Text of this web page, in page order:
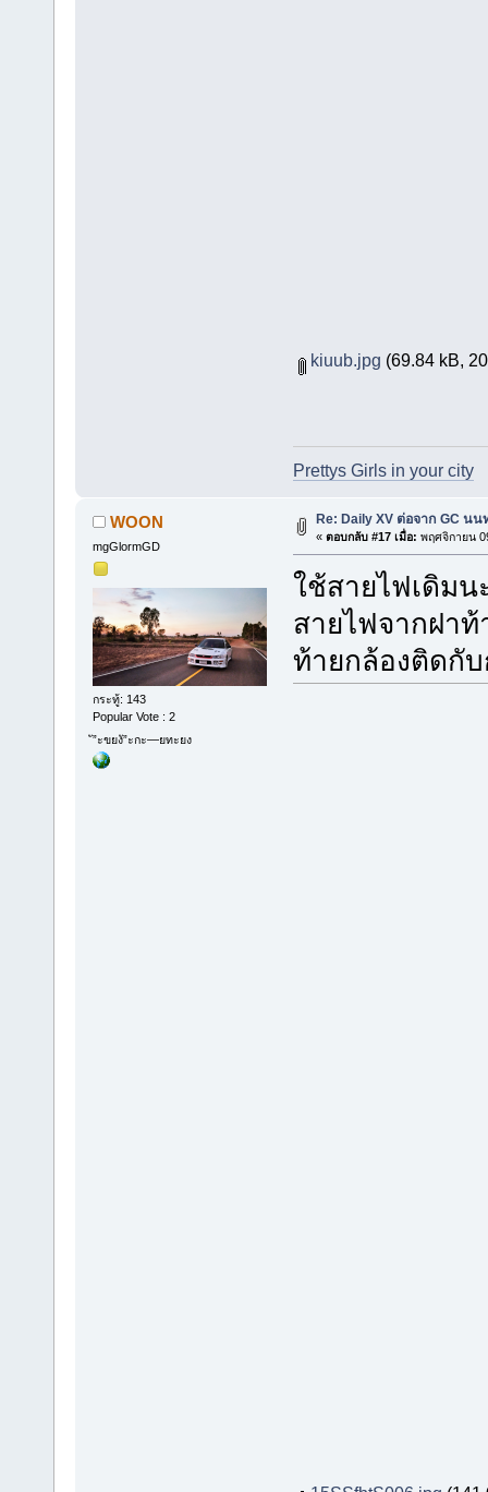
kiuub.jpg (69.84 kB,
Prettys Girls in your city
WOON
mgGlormGD
กระทู้: 143
Popular Vote : 2
ั”ะขยงั”ะกะ—ยทะยง
Re: Daily XV ต่อจาก GC นน
« ตอบกลับ #17 เมื่อ: พฤศจิกายน
ใช้สายไฟเดิมน
สายไฟจากฝา
ท้ายกล้องติดกับ